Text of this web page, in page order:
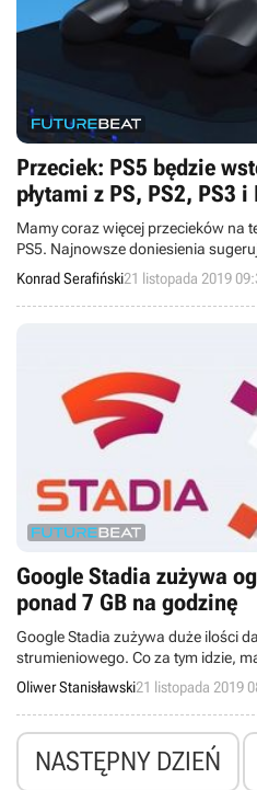
Przeciek: PS5 będzie
płytami z PS, PS2, PS3 i
Mamy coraz więcej przecieków na
PS5. Najnowsze doniesienia
wszystkie dyski z poprzednich
zagramy w gry z PS, PS2, PS3 i PS4.
Konrad Serafiński21 listopada 2019
Google Stadia zużywa
ponad 7 GB na godzinę
Google Stadia zużywa duże ilości
strumieniowego. Co za tym idzie,
zasoby transferu internetowego,
swobodnie delektować się
Oliwer Stanisławski21 listopada 2019
NASTĘPNY DZIEŃ